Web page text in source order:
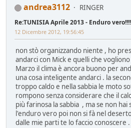
andrea3112 RINGER
Re:TUNISIA Aprile 2013 - Enduro vero!!!!
12 Dicembre 2012, 19:56:45
non stò organizzando niente , ho
andarci con Mick e quelli che
Marzo il clima è ancora buono per
una cosa inteligente andarci . la
troppo caldo e nella sabbia le moto
rompono senza considerare che il
più farinosa la sabbia , ma se non hai
l'enduro vero poi non si fà nel
dalle mie parti te lo faccio conoscere .